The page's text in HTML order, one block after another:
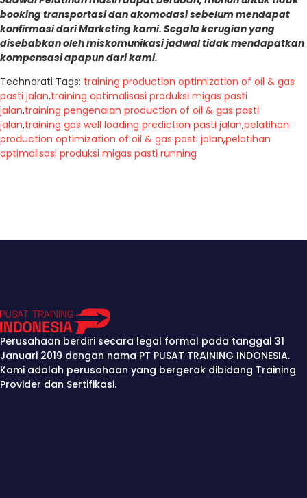
booking transportasi dan akomodasi sebelum mendapat
konfirmasi dari Marketing kami. Segala kerugian yang
disebabkan oleh miskomunikasi jadwal tidak mendapatkan
kompensasi apapun dari kami.
Technorati Tags: training production optimization of oil & gas
pasti jalan,training optimalisasi produksi migas pasti
jalan,training pengenalan production of oil & gas pasti
jalan,training gas well loading prediction pasti jalan,pelatihan
production optimization of oil & gas pasti jalan,pelatihan
optimalisasi produksi migas pasti running
Perusahaan berdiri secara legal formal pada tanggal 31
Januari 2019 dengan nama PT PUSAT TRAINING INDONESIA.
Kami adalah perusahaan yang bergerak dibidang Training
Provider dan Sertifikasi.